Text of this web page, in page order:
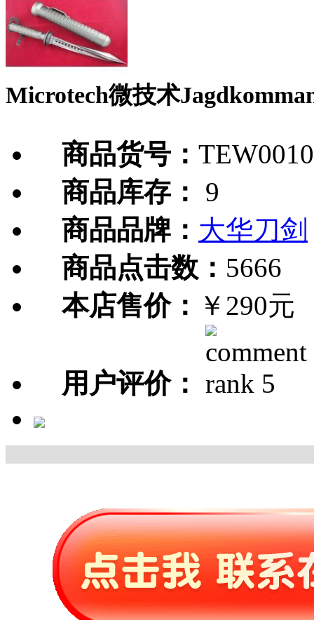
Microtech微技术
商品货号：
商品库存：
9
商品品牌： 大华刀剑
商品点击数： 5666
本店售价： ￥290元
用户评价：